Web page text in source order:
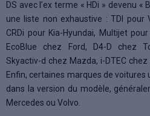
DS avec l’ex terme « HDi » devenu «
une liste non exhaustive : TDI pour
CRDi pour Kia-Hyundai, Multijet
EcoBlue chez Ford, D4-D chez
Skyactiv-d chez Mazda, i-DTEC
Enfin, certaines marques de
dans la version du modèle,
Mercedes ou Volvo.